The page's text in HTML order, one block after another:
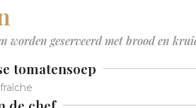
worden geserveerd met brood en
tomatensoep